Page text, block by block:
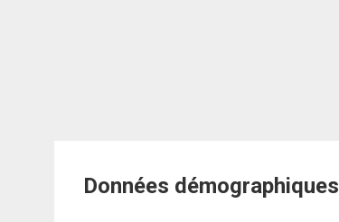
Données démographiques